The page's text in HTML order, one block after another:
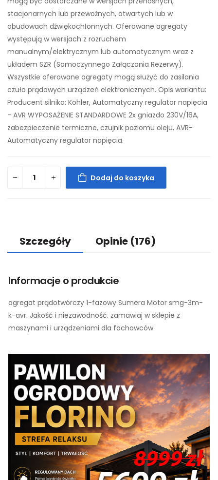
stacjonarnych lub przewoźnych, otwartych lub w
obudowach dźwiękochłonnych. Oferowane agregaty
występują w wersjach z rozruchem
manualnym/elektrycznym lub automatycznym wraz z
układem SZR (Samoczynnego Załączania Rezerwy).
Wszystkie oferowane agregaty mogą służyć do zasilania
czuło prądowych urządzeń elektronicznych. Opis wariantu:
Producent silnika: Kohler, Automatyczny regulator napięcia
- AVR WYPOSAŻENIE STANDARDOWE 2x gniazdo 230V/16A,
zabezpieczenie termiczne, czujnik poziomu oleju, AVR-
Automatyczny regulator napięcia.
Dodaj do koszyka
Szczegóły Opinie (176)
Informacje o produkcie
agregat prądotwórczy 1-fazowy Sumera Motor smg-3m-
k-avr. Jakość i niezawodność. zamawiaj w sklepie z
maszynami i urządzeniami dla fachowców